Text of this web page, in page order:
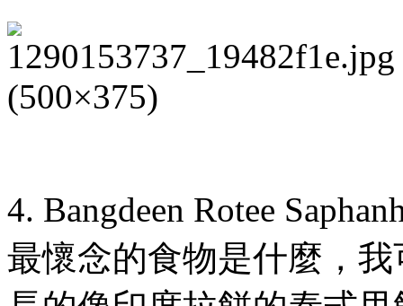
4. Bangdeen Rotee
最懷念的食物是什麼，